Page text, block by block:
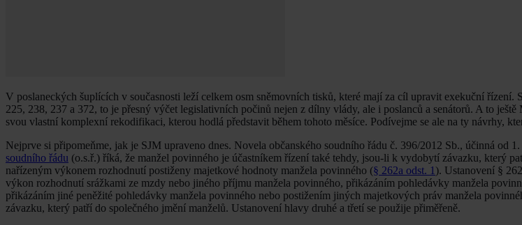
V poslaneckých šuplících v současnosti leží celkem osm sněmovních tisků, které mají za cíl upravit exekuční řízení.
225, 238, 237 a 372, to je přesný výčet legislativních počinů nejen z dílny vlády, ale i poslanců a senátorů. A to ještě
svou vlastní komplexní rekodifikaci, kterou hodlá představit během tohoto měsíce. Podívejme se ale na ty návrhy,
Nejprve si připomeňme, jak je SJM upraveno dnes. Novela občanského soudního řádu č. 396/2012 Sb., účinná od
soudního řádu (o.s.ř.) říká, že manžel povinného je účastníkem řízení také tehdy, jsou-li k vydobytí závazku, který
nařízeným výkonem rozhodnutí postiženy majetkové hodnoty manžela povinného (§ 262a odst. 1 ). Ustanovení §
výkon rozhodnutí srážkami ze mzdy nebo jiného příjmu manžela povinného, přikázáním pohledávky manžela
přikázáním jiné peněžité pohledávky manžela povinného nebo postižením jiných majetkových práv manžela
závazku, který patří do společného jmění manželů. Ustanovení hlavy druhé a třetí se použije přiměřeně.